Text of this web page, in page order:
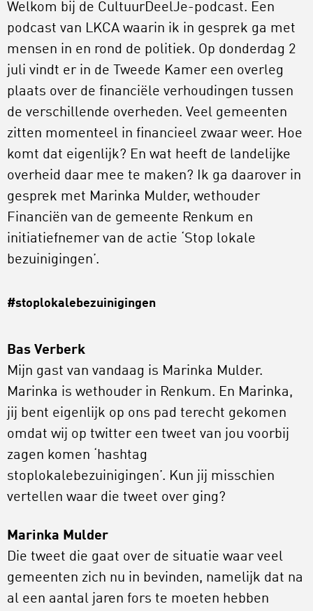
Welkom bij de CultuurDeelJe-podcast. Een
podcast van LKCA waarin ik in gesprek ga met
mensen in en rond de politiek. Op donderdag 2
juli vindt er in de Tweede Kamer een overleg
plaats over de financiële verhoudingen tussen
de verschillende overheden. Veel gemeenten
zitten momenteel in financieel zwaar weer. Hoe
komt dat eigenlijk? En wat heeft de landelijke
overheid daar mee te maken? Ik ga daarover in
gesprek met Marinka Mulder, wethouder
Financiën van de gemeente Renkum en
initiatiefnemer van de actie ‘Stop lokale
bezuinigingen’.
#stoplokalebezuinigingen
Bas Verberk
Mijn gast van vandaag is Marinka Mulder.
Marinka is wethouder in Renkum. En Marinka,
jij bent eigenlijk op ons pad terecht gekomen
omdat wij op twitter een tweet van jou voorbij
zagen komen ‘hashtag
stoplokalebezuinigingen’. Kun jij misschien
vertellen waar die tweet over ging?
Marinka Mulder
Die tweet die gaat over de situatie waar veel
gemeenten zich nu in bevinden, namelijk dat na
al een aantal jaren fors te moeten hebben